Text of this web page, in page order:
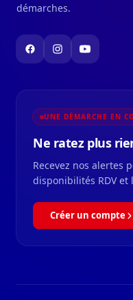
démarches.
UNE DÉMARCHE EN
Ne ratez plus
Recevez nos alertes
disponibilités RDV
Créer un compte